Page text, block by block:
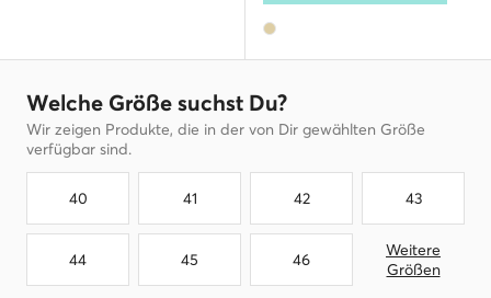
Welche Größe suchst Du?
Wir zeigen Produkte, die in der von Dir gewählten Größe
verfügbar sind.
40 41 42 43
44 45 46
Weitere
Größen